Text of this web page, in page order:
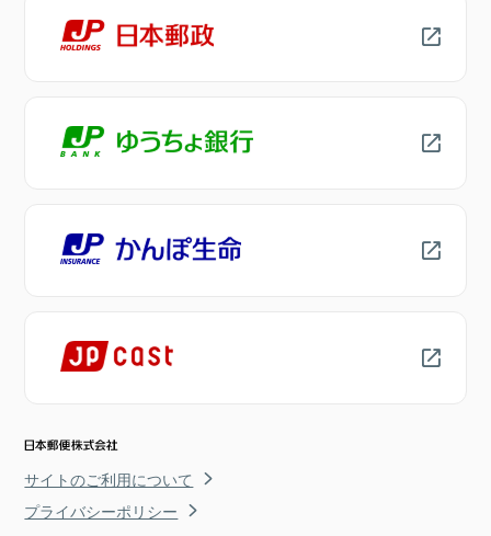
サイトのご利用について
プライバシーポリシー